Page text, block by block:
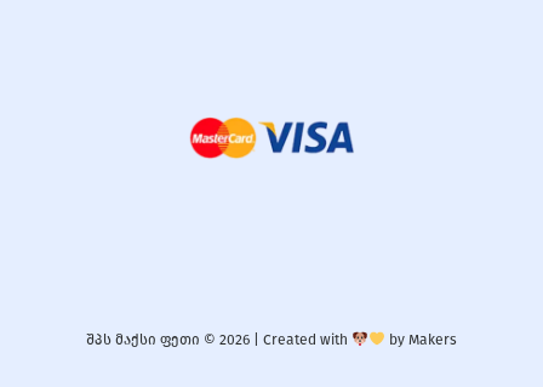
შპს მაქსი ფეთი © 2026 | Created with by Makers